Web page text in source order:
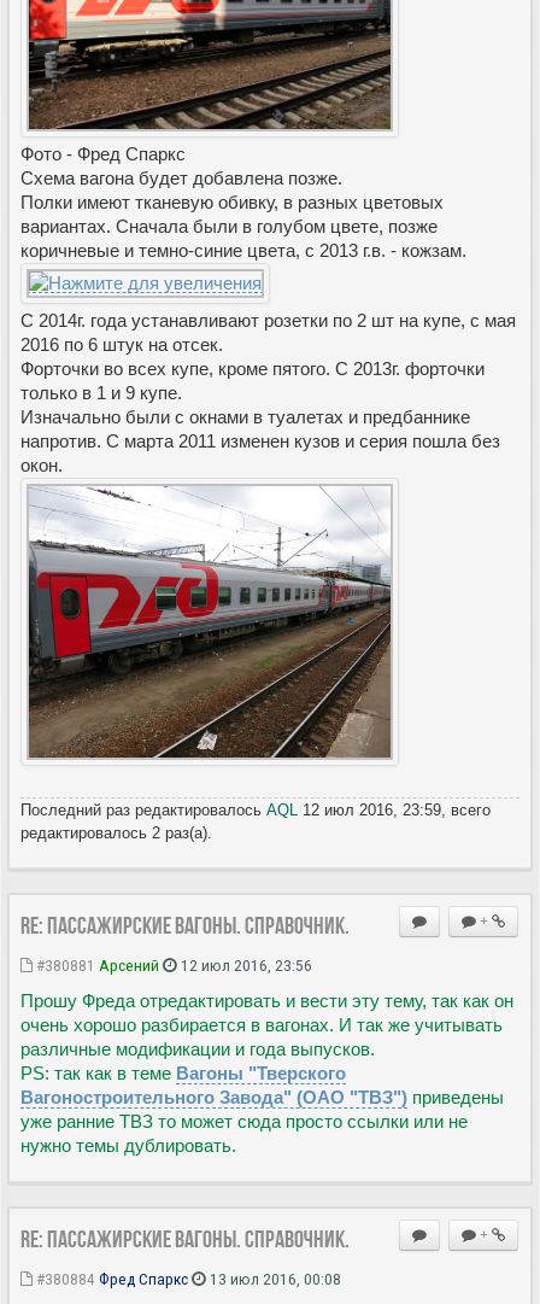
Фото - Фред Спаркс
Схема вагона будет добавлена позже.
Полки имеют тканевую обивку, в разных цветовых
вариантах. Сначала были в голубом цвете, позже
коричневые и темно-синие цвета, с 2013 г.в. - кожзам.
С 2014г. года устанавливают розетки по 2 шт на купе, с мая
2016 по 6 штук на отсек.
Форточки во всех купе, кроме пятого. С 2013г. форточки
только в 1 и 9 купе.
Изначально были с окнами в туалетах и предбаннике
напротив. С марта 2011 изменен кузов и серия пошла без
окон.
Последний раз редактировалось AQL 12 июл 2016, 23:59, всего
редактировалось 2 раз(а).
+
Re: Пассажирские вагоны. Справочник.
#380881 Арсений 12 июл 2016, 23:56
Прошу Фреда отредактировать и вести эту тему, так как он
очень хорошо разбирается в вагонах. И так же учитывать
различные модификации и года выпусков.
PS: так как в теме Вагоны "Тверского
Вагоностроительного Завода" (ОАО "ТВЗ") приведены
уже ранние ТВЗ то может сюда просто ссылки или не
нужно темы дублировать.
+
Re: Пассажирские вагоны. Справочник.
#380884 Фред Спаркс 13 июл 2016, 00:08